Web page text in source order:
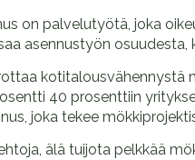
on palvelutyötä, joka
asennustyön
kotitalousvähennystä
40 prosenttiin
joka tekee
älä tuijota pelkkää